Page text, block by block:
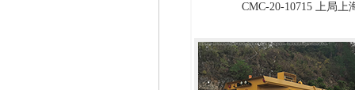
CMC-20-10715 上局上